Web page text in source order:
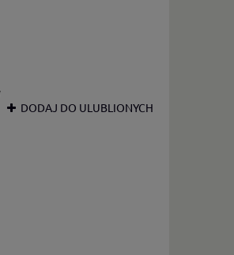
DODAJ DO ULUBLIONYCH